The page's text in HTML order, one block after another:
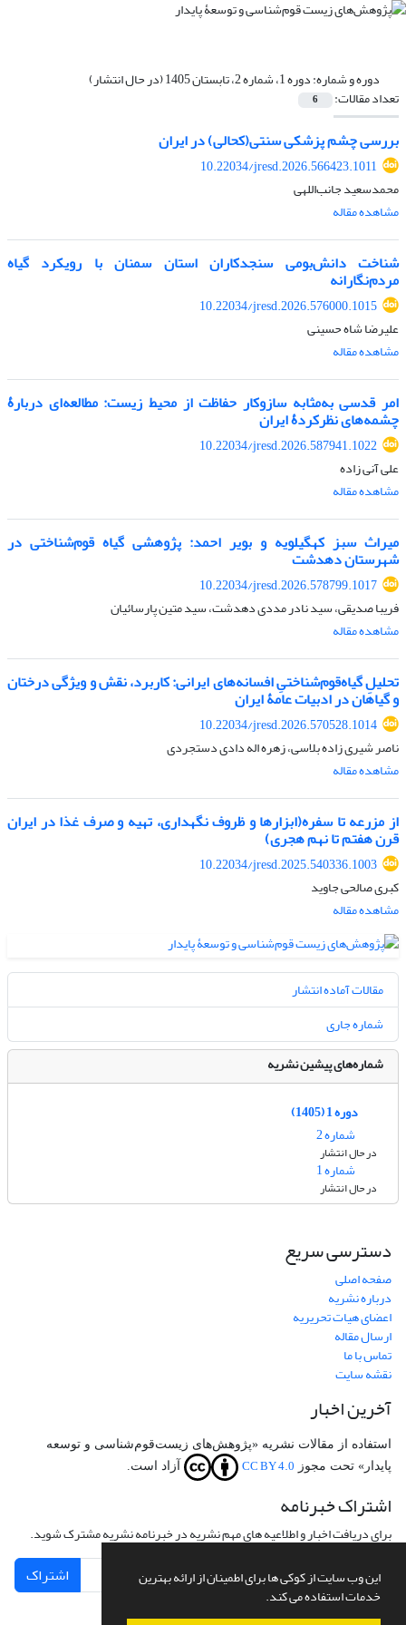
این وب سایت از کوکی ها برای اطمینان از ارائه بهترین
خدمات استفاده می کند.
دوره و شماره:دوره 1، شماره 2، تابستان 1405 (در حال انتشار)
تعداد مقالات: 6
بررسی چشم پزشکی سنتی(کحالی) در ایران
10.22034/jresd.2026.566423.1011
محمدسعید جانب‌اللهی
مشاهده مقاله
شناخت دانش‌بومی سنجدکاران استان سمنان با رویکرد گیاه
مردم‌نگارانه
10.22034/jresd.2026.576000.1015
علیرضا شاه حسینی
مشاهده مقاله
امر قدسی به‌مثابه سازوکار حفاظت از محیط زیست: مطالعه‌ای دربارۀ
چشمه‌های نظرکردۀ ایران
10.22034/jresd.2026.587941.1022
علی آنی زاده
مشاهده مقاله
میراث سبز کهگیلویه و بویر احمد: پژوهشی گیاه قوم‌شناختی در
شهرستان دهدشت
10.22034/jresd.2026.578799.1017
فریبا صدیقی، سید نادر مددی دهدشت، سید متین پارسائیان
مشاهده مقاله
تحلیلِ ‌گیاه‌قوم‌شناختیِ افسانه‌های ایرانی: کاربرد، نقش و ویژگی درختان
و گیاهان در ادبیات عامۀ ایران
10.22034/jresd.2026.570528.1014
ناصر شیری زاده بلاسی، زهره اله دادی دستجردی
مشاهده مقاله
از مزرعه تا سفره(ابزارها و ظروف نگهداری، تهیه و صرف غذا در ایران
قرن هفتم تا نهم هجری)
10.22034/jresd.2025.540336.1003
کبری صالحی جاوید
مشاهده مقاله
مقالات آماده انتشار
شماره جاری
شماره‌های پیشین نشریه
دوره 1 (1405)
شماره 2
در حال انتشار
شماره 1
در حال انتشار
دسترسی سریع
صفحه اصلی
درباره نشریه
اعضای هیات تحریریه
ارسال مقاله
تماس با ما
نقشه سایت
آخرین اخبار
استفاده از مقالات نشریه «پژوهش‌های زیست‌قوم‌شناسی و توسعه
پایدار» تحت مجوز CC BY 4.0 آزاد است.
اشتراک خبرنامه
برای دریافت اخبار و اطلاعیه های مهم نشریه در خبرنامه نشریه مشترک شوید.
اشتراک